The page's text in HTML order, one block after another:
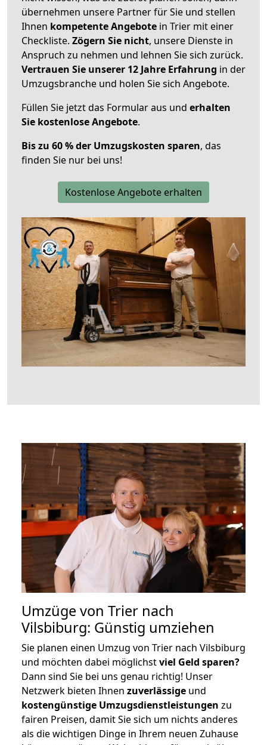
übernehmen unsere Partner für Sie und stellen
Ihnen kompetente Angebote in Trier mit einer
Checkliste. Zögern Sie nicht, unsere Dienste in
Anspruch zu nehmen und lehnen Sie sich zurück.
Vertrauen Sie unserer 12 Jahre Erfahrung in der
Umzugsbranche und holen Sie sich Angebote.
Füllen Sie jetzt das Formular aus und erhalten
Sie kostenlose Angebote.
Bis zu 60 % der Umzugskosten sparen, das
finden Sie nur bei uns!
Kostenlose Angebote erhalten
Umzüge von Trier nach
Vilsbiburg: Günstig umziehen
Sie planen einen Umzug von Trier nach Vilsbiburg
und möchten dabei möglichstviel Geld sparen?
Dann sind Sie bei uns genau richtig! Unser
Netzwerk bieten Ihnen zuverlässige und
kostengünstige Umzugsdienstleistungen zu
fairen Preisen, damit Sie sich um nichts anderes
als die wichtigen Dinge in Ihrem neuen Zuhause